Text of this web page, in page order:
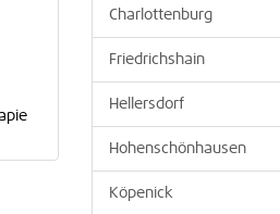
Charlottenburg
Friedrichshain
Hellersdorf
Hohenschönhausen
Köpenick